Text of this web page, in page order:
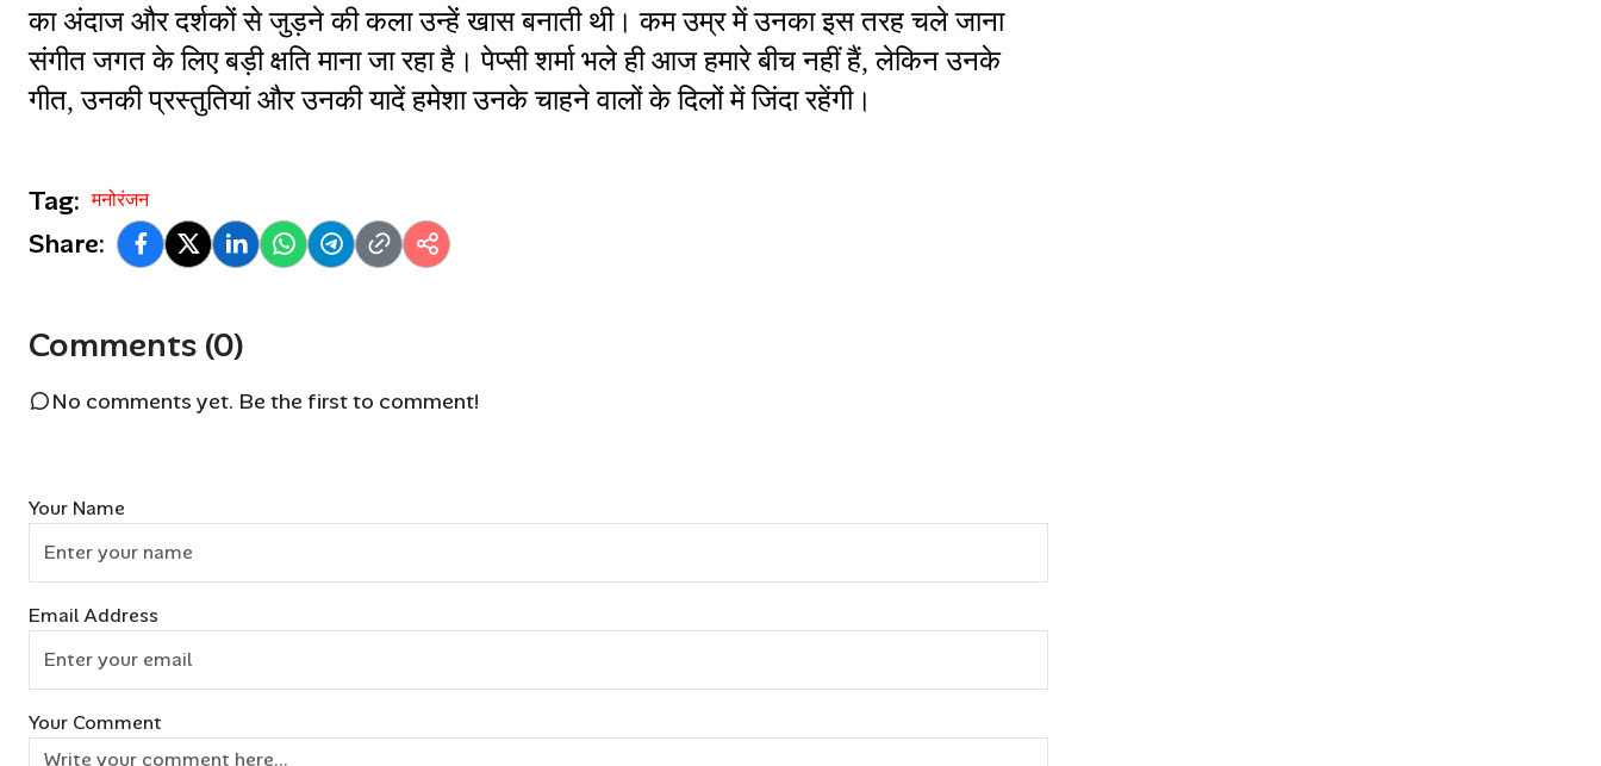
का अंदाज और दर्शकों से जुड़ने की कला उन्हें खास बनाती थी। कम उम्र में उनका इस तरह चले जाना
संगीत जगत के लिए बड़ी क्षति माना जा रहा है। पेप्सी शर्मा भले ही आज हमारे बीच नहीं हैं, लेकिन उनके
गीत, उनकी प्रस्तुतियां और उनकी यादें हमेशा उनके चाहने वालों के दिलों में जिंदा रहेंगी।
Tag: मनोरंजन
Share:
Comments (0)
No comments yet. Be the first to comment!
Your Name
Email Address
Your Comment